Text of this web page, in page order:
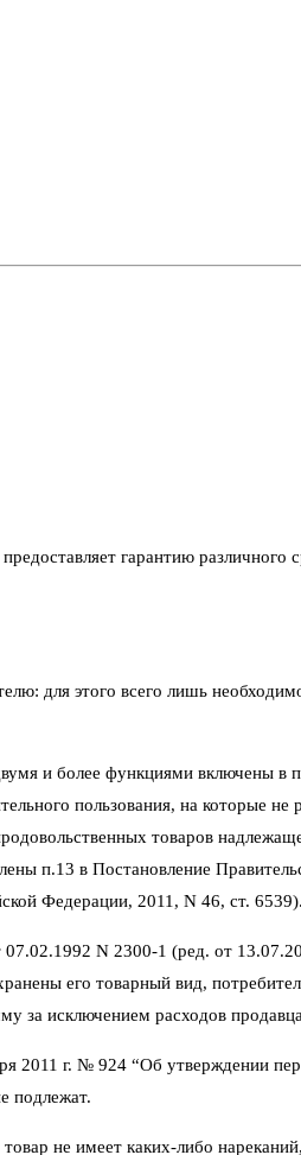
гарантию различного
для этого всего лишь
и более функциями включены в
пользования, на которые не
товаров
п.13 в Постановление
Федерации, 2011, N 46, ст. 6539).
N 2300-1 (ред. от
его товарный вид,
за исключением расходов
2011 г. № 924 “Об утверждении
подлежат.
не имеет каких-либо